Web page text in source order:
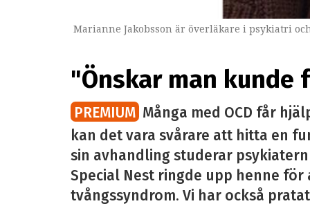
Marianne Jakobsson är överläkare i psykiatri
Amanda Allocco Gossell har svår och
"Önskar man kunde
PREMIUM Många med OCD får
kan det vara svårare att hitta en
sin avhandling studerar
Special Nest ringde upp henne
tvångssyndrom. Vi har också